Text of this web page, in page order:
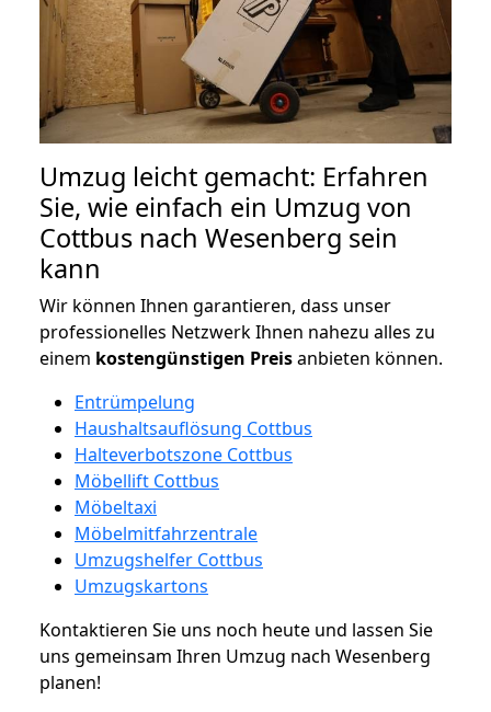
Umzug leicht gemacht: Erfahren
Sie, wie einfach ein Umzug von
Cottbus nach Wesenberg sein
kann
Wir können Ihnen garantieren, dass unser
professionelles Netzwerk Ihnen nahezu alles zu
einem kostengünstigen Preisanbieten können.
Entrümpelung
Haushaltsauflösung Cottbus
Halteverbotszone Cottbus
Möbellift Cottbus
Möbeltaxi
Möbelmitfahrzentrale
Umzugshelfer Cottbus
Umzugskartons
Kontaktieren Sie uns noch heute und lassen Sie
uns gemeinsam Ihren Umzug nach Wesenberg
planen!